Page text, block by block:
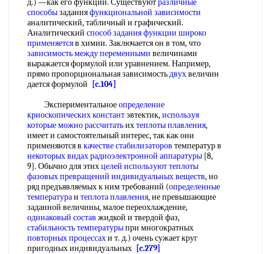
д.) —как его функции. Существуютразличные
способызаданияфункциональной зависимости
аналитический, табличный и графический.
Аналитический способ задания функции широко
применяетсяв химии. Заключается он в том, что
зависимость между переменными величинами
выражается формулой или уравнением. Например,
прямо пропорциональная зависимостьдвухвеличин
дается формулой
[c.104]
Экспериментальноеопределение
криоскопических константэвтектик,используя
которыеможно рассчитатьихтеплоты плавления,
имеет и самостоятельный интерес, так как они
применяются в качестве стабилизаторов температур в
некоторых видахрадиоэлектронной аппаратуры [8,
9]. Обычно для этихцелей используюттеплоты
фазовых превращений индивидуальных веществ, но
ряд предъявляемых к ним требований (определенные
температураи теплота плавления, не превышающие
заданной величины, малое переохлаждение,
одинаковый состав жидкой и твердой фаз,
стабильность температурыпри многократных
повторных процессахи т. д.) очень сужает круг
пригодных индивидуальных [c.279]